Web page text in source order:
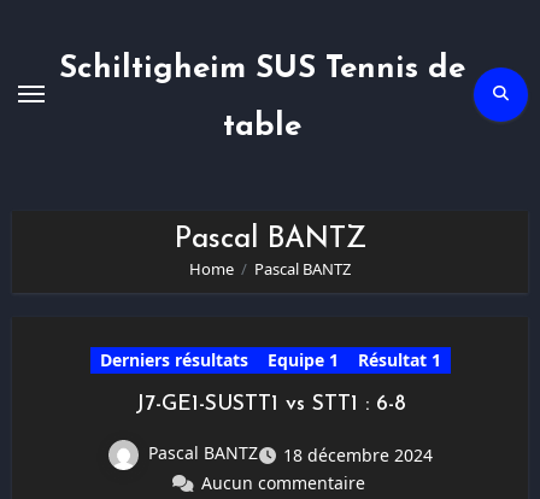
Schiltigheim SUS Tennis de
table
Pascal BANTZ
Home Pascal BANTZ
Derniers résultats Equipe 1 Résultat 1
J7-GE1-SUSTT1 vs STT1 : 6-8
Pascal BANTZ
18 décembre 2024
Aucun commentaire